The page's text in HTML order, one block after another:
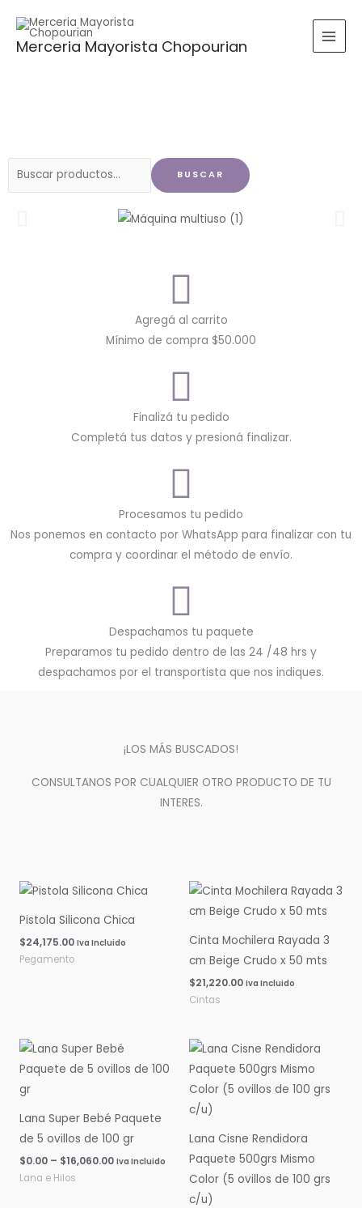
contenido
Merceria Mayorista Chopourian
Buscar
BUSCAR
Agregá al carrito
Mínimo de compra $50.000
Finalizá tu pedido
Completá tus datos y presioná finalizar.
Procesamos tu pedido
Nos ponemos en contacto por WhatsApp para finalizar con tu
compra y coordinar el método de envío.
Despachamos tu paquete
Preparamos tu pedido dentro de las 24 /48 hrs y
despachamos por el transportista que nos indiques.
¡LOS MÁS BUSCADOS!
CONSULTANOS POR CUALQUIER OTRO PRODUCTO DE TU
INTERES.
Pistola Silicona Chica
$24,175.00 Iva Incluido
Pegamento
Cinta Mochilera Rayada 3
cm Beige Crudo x 50 mts
$21,220.00 Iva Incluido
Cintas
Lana Super Bebé Paquete
de 5 ovillos de 100 gr
$0.00 – $16,060.00
Rango
de
precios:
$16,060.00
Iva Incluido
Lana e Hilos
Lana Cisne Rendidora
Paquete 500grs Mismo
Color (5 ovillos de 100 grs
c/u)
Rango
de
precios:
desde
$0.00